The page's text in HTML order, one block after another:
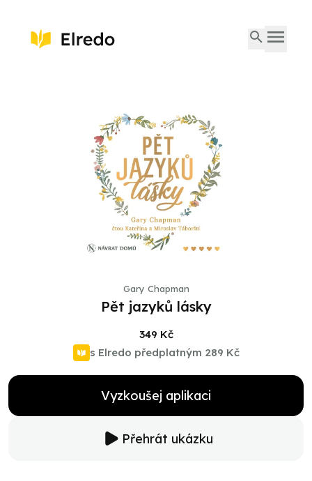
Gary Chapman
Pět jazyků lásky
349 Kč
s Elredo předplatným 289 Kč
Vyzkoušej aplikaci
Přehrát ukázku